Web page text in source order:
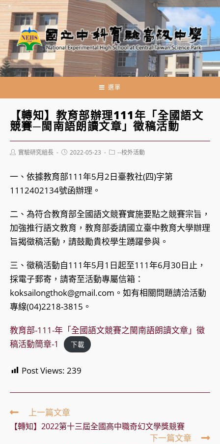
跳
轉
至
主
要
內
選單
【轉知】教育部辦理111年「全國語文
競賽─閩南語朗讀文章」徵稿活動
Post實驗研究組長
Post2022-05-23
Post--校外活動
一、依據教育部111年5月2日臺教社(四)字第
1112402134號函辦理。
二、為符合教育部全國語文競賽實施要點之競賽宗旨，
加強推行語文教育，教育部委請國立臺中教育大學辦理
旨揭徵稿活動，請鼓勵貴校學生踴躍參與。
三、徵稿活動自111年5月1日起至111年6月30日止，
採電子郵寄，請寄至活動專屬信箱：
koksailongthok@gmail.com。如有相關問題請洽活動
專線(04)2218-3815。
教育部-111-年「全國語文競賽之閩南語朗讀文章」徵
稿活動簡章-1
下載
Post Views: 239
Read
more
articles
上一篇文章
【轉知】2022第十三屆全國高中職奇幻文學獎競賽
下一篇文章